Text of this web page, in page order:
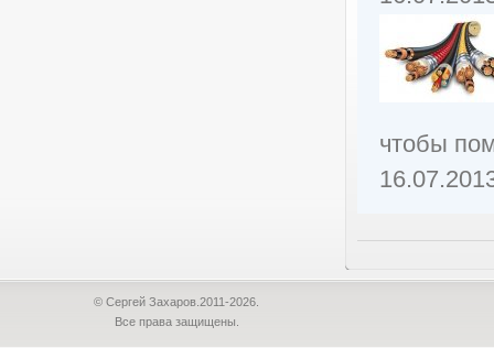
чтобы
© Сергей Захаров.2011-2026.
Все права защищены.